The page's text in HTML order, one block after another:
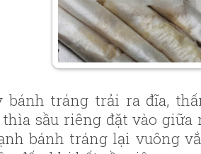
bánh tráng trải ra đĩa,
thìa sầu riêng đặt vào
bánh tráng lại vuông